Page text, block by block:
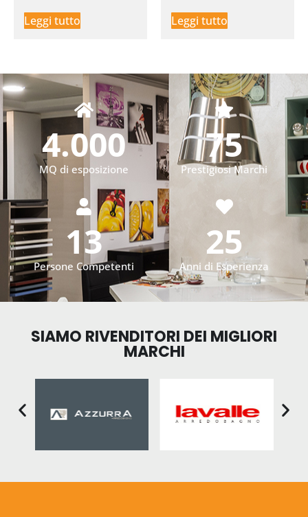
Leggi tutto
Leggi tutto
MQ di esposizione
4.000
Prestigiosi Marchi
75
Persone Competenti
13
Anni di Esperienza
25
SIAMO RIVENDITORI DEI MIGLIORI
MARCHI